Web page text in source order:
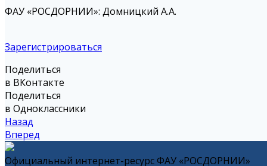
ФАУ «РОСДОРНИИ»: Домницкий А.А.
Зарегистрироваться
Поделиться
в ВКонтакте
Поделиться
в Одноклассники
Назад
Вперед
Официальный интернет-ресурс ФАУ «РОСДОРНИИ»